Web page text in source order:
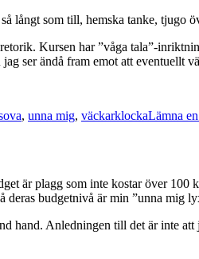
långt som till, hemska tanke,
Kursen har ”våga tala”-
ser ändå fram emot att eventuellt
, unna mig, väckarklockaLämna
är plagg som inte kostar över
deras budgetnivå är min ”unna mig
hand. Anledningen till det är inte